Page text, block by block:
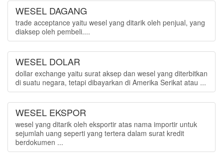
WESEL DAGANG
trade acceptance yaitu wesel yang ditarik oleh penjual, yang
diaksep oleh pembeli....
WESEL DOLAR
dollar exchange yaitu surat aksep dan wesel yang diterbitkan
di suatu negara, tetapi dibayarkan di Amerika Serikat atau ...
WESEL EKSPOR
wesel yang ditarik oleh eksportir atas nama importir untuk
sejumlah uang seperti yang tertera dalam surat kredit
berdokumen ...